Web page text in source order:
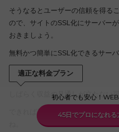
そうなるとユーザーの信頼を得る
ので、サイトのSSL化にサーバー
おきましょう。
無料かつ簡単にSSL化できるサー
適正な料金プラン
しばらく収益の見通しが立たない
できれば初期費用や運用費用を少
初心者でも安心！
45日でプロになれる